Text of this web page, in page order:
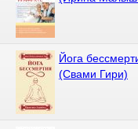
Йога
(Свами Гири)